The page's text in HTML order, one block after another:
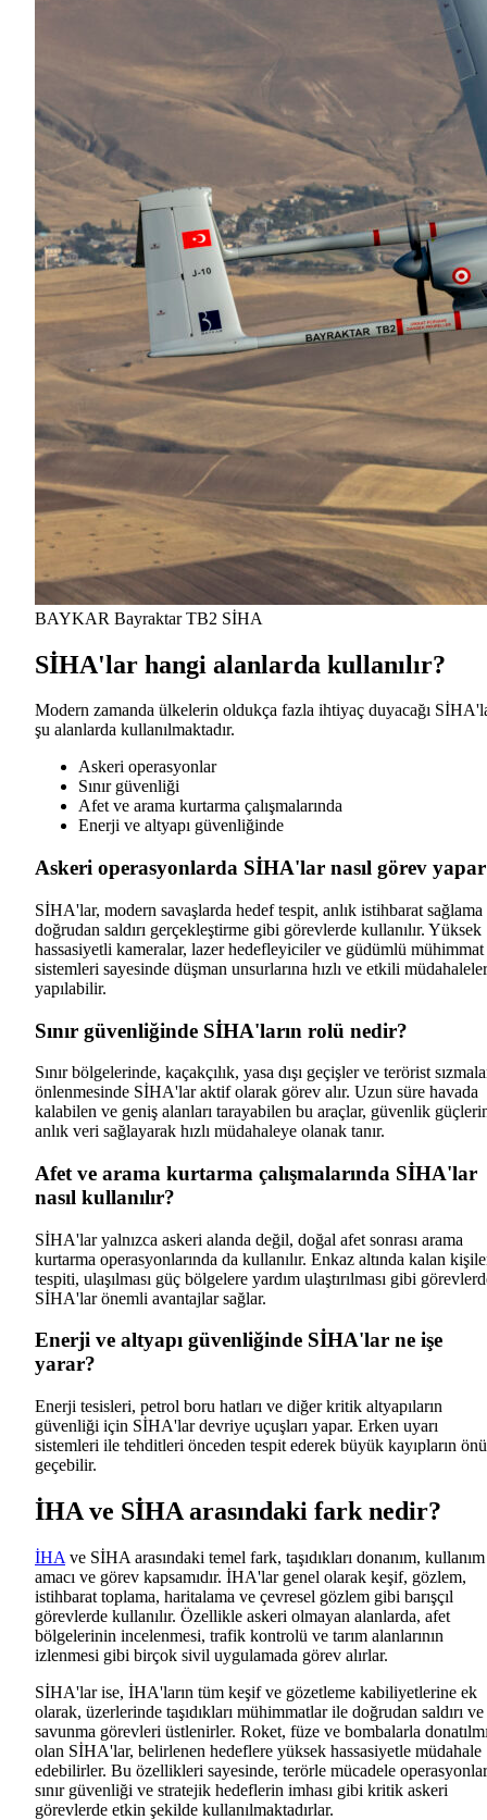
BAYKAR Bayraktar TB2 SİHA
SİHA'lar hangi alanlarda kullanılır?
Modern zamanda ülkelerin oldukça fazla ihtiyaç duyacağı
şu alanlarda kullanılmaktadır.
Askeri operasyonlar
Sınır güvenliği
Afet ve arama kurtarma çalışmalarında
Enerji ve altyapı güvenliğinde
Askeri operasyonlarda SİHA'lar nasıl görev
SİHA'lar, modern savaşlarda hedef tespit, anlık istihbarat sağlama
doğrudan saldırı gerçekleştirme gibi görevlerde kullanılır. Yüksek
hassasiyetli kameralar, lazer hedefleyiciler ve güdümlü mühimmat
sistemleri sayesinde düşman unsurlarına hızlı ve etkili müdahaleler
yapılabilir.
Sınır güvenliğinde SİHA'ların rolü nedir?
Sınır bölgelerinde, kaçakçılık, yasa dışı geçişler ve terörist
önlenmesinde SİHA'lar aktif olarak görev alır. Uzun süre havada
kalabilen ve geniş alanları tarayabilen bu araçlar, güvenlik
anlık veri sağlayarak hızlı müdahaleye olanak tanır.
Afet ve arama kurtarma çalışmalarında SİHA'lar
nasıl kullanılır?
SİHA'lar yalnızca askeri alanda değil, doğal afet sonrası arama
kurtarma operasyonlarında da kullanılır. Enkaz altında kalan
tespiti, ulaşılması güç bölgelere yardım ulaştırılması gibi
SİHA'lar önemli avantajlar sağlar.
Enerji ve altyapı güvenliğinde SİHA'lar ne işe
yarar?
Enerji tesisleri, petrol boru hatları ve diğer kritik altyapıların
güvenliği için SİHA'lar devriye uçuşları yapar. Erken uyarı
sistemleri ile tehditleri önceden tespit ederek büyük kayıpların
geçebilir.
İHA ve SİHA arasındaki fark nedir?
İHA ve SİHA arasındaki temel fark, taşıdıkları donanım, kullanım
amacı ve görev kapsamıdır. İHA'lar genel olarak keşif, gözlem,
istihbarat toplama, haritalama ve çevresel gözlem gibi barışçıl
görevlerde kullanılır. Özellikle askeri olmayan alanlarda, afet
bölgelerinin incelenmesi, trafik kontrolü ve tarım alanlarının
izlenmesi gibi birçok sivil uygulamada görev alırlar.
SİHA'lar ise, İHA'ların tüm keşif ve gözetleme kabiliyetlerine ek
olarak, üzerlerinde taşıdıkları mühimmatlar ile doğrudan saldırı ve
savunma görevleri üstlenirler. Roket, füze ve bombalarla
olan SİHA'lar, belirlenen hedeflere yüksek hassasiyetle müdahale
edebilirler. Bu özellikleri sayesinde, terörle mücadele
sınır güvenliği ve stratejik hedeflerin imhası gibi kritik askeri
görevlerde etkin şekilde kullanılmaktadırlar.